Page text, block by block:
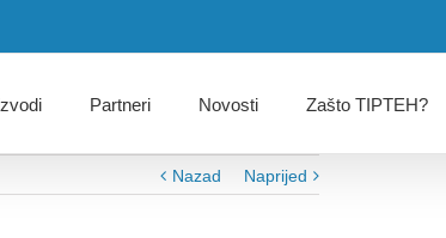
Partneri Novosti Zašto TIPTEH?
Nazad Naprijed